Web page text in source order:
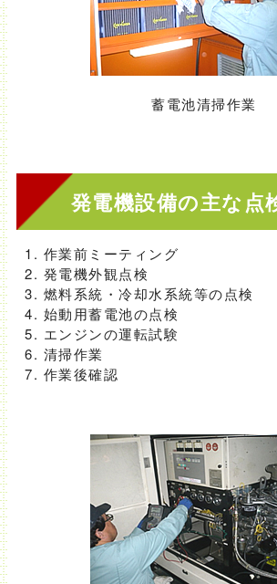
蓄電池清掃作業
発電機設備の主な点
作業前ミーティング
発電機外観点検
燃料系統・冷却水系統等の点検
始動用蓄電池の点検
エンジンの運転試験
清掃作業
作業後確認